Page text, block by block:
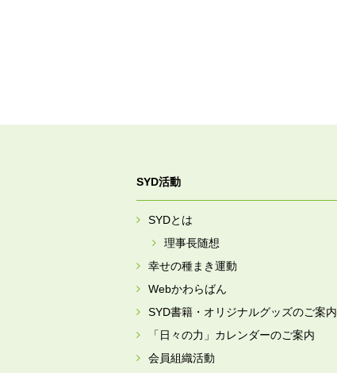
SYD活動
SYDとは
理事長随想
幸せの種まき運動
Webかわらばん
SYD書籍・オリジナルグッズのご案内
「日々の力」カレンダーのご案内
会員組織活動